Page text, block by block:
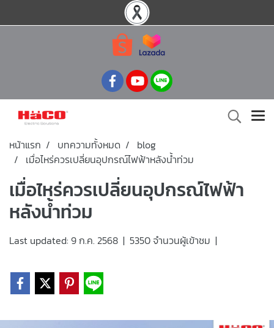
หน้าแรก บทความทั้งหมด
blog
เมื่อไหร่ควรเปลี่ยนอุปกรณ์ไฟฟ้าหลังน้ำท่วม
เมื่อไหร่ควรเปลี่ยนอุปกรณ์ไฟฟ้า
หลังน้ำท่วม
Last updated: 9 ก.ค. 2568 | 5350 จำนวนผู้เข้าชม |